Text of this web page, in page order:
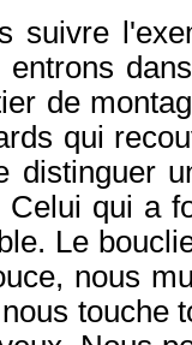
suivre
entrons
de
qui
distinguer
Celui qui a
Le
nous
touche